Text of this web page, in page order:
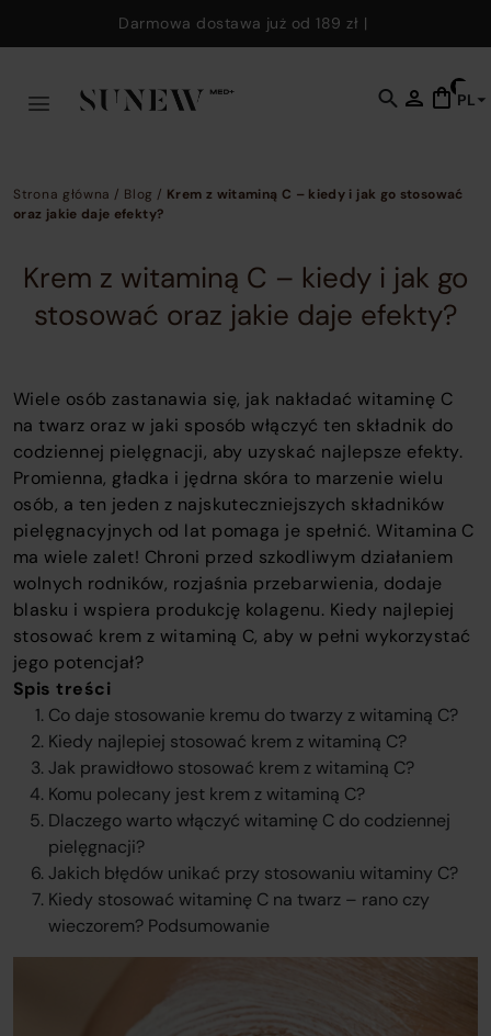
Darmowa dostawa już od 189 zł |
0
PL
Strona główna / Blog / Krem z witaminą C – kiedy i jak go stosować
oraz jakie daje efekty?
Krem z witaminą C – kiedy i jak go
stosować oraz jakie daje efekty?
Wiele osób zastanawia się, jak nakładać witaminę C
na twarz oraz w jaki sposób włączyć ten składnik do
codziennej pielęgnacji, aby uzyskać najlepsze efekty.
Promienna, gładka i jędrna skóra to marzenie wielu
osób, a ten jeden z najskuteczniejszych składników
pielęgnacyjnych od lat pomaga je spełnić. Witamina C
ma wiele zalet! Chroni przed szkodliwym działaniem
wolnych rodników, rozjaśnia przebarwienia, dodaje
blasku i wspiera produkcję kolagenu. Kiedy najlepiej
stosować krem z witaminą C, aby w pełni wykorzystać
jego potencjał?
Spis treści
Co daje stosowanie kremu do twarzy z witaminą C?
Kiedy najlepiej stosować krem z witaminą C?
Jak prawidłowo stosować krem z witaminą C?
Komu polecany jest krem z witaminą C?
Dlaczego warto włączyć witaminę C do codziennej
pielęgnacji?
Jakich błędów unikać przy stosowaniu witaminy C?
Kiedy stosować witaminę C na twarz – rano czy
wieczorem? Podsumowanie